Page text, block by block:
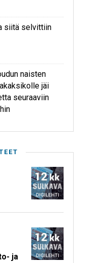
siitä selvittiin
naisten
jäi
seuraaviin
ja